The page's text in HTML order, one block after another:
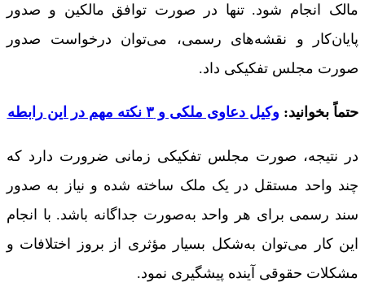
مالک انجام شود. تنها در صورت توافق مالکین و صدور
پایان‌کار و نقشه‌های رسمی، می‌توان درخواست صدور
صورت مجلس تفکیکی داد.
حتماً بخوانید: وکیل دعاوی ملکی و ۳ نکته مهم در این رابطه
در نتیجه، صورت مجلس تفکیکی زمانی ضرورت دارد که
چند واحد مستقل در یک ملک ساخته شده و نیاز به صدور
سند رسمی برای هر واحد به‌صورت جداگانه باشد. با انجام
این کار می‌توان به‌شکل بسیار مؤثری از بروز اختلافات و
مشکلات حقوقی آینده پیشگیری نمود.